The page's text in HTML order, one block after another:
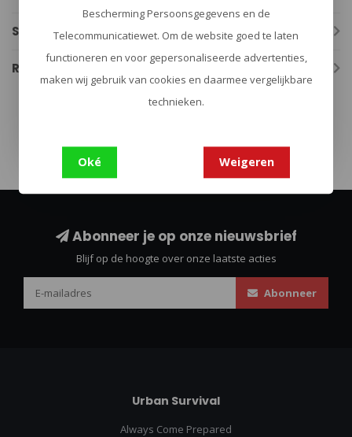
Specificaties
Reviews
Abonneer je op onze nieuwsbrief
Blijf op de hoogte over onze laatste acties
Abonneer
Urban Survival
Always Come Prepared
Bescherming Persoonsgegevens en de
Telecommunicatiewet. Om de website goed te laten
functioneren en voor gepersonaliseerde advertenties,
maken wij gebruik van cookies en daarmee vergelijkbare
technieken.
Oké Weigeren